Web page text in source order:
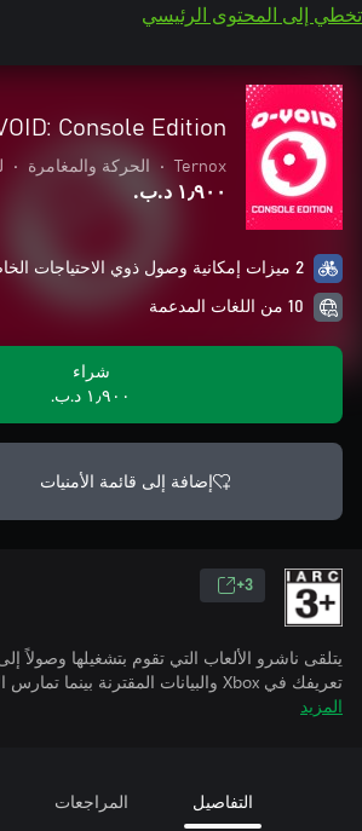
تخطي إلى المحتوى الرئيسي
Console Edition
Ternox
• الحركة والمغامرة •
١٫٩٠٠ د.ب.‏
2 ميزات إمكانية وصول ذوي الاحتياجات الخاصة
10 من اللغات المدعمة
شراء
١٫٩٠٠ د.ب.‏
إضافة إلى قائمة الأمنيات
3+
يتلقى ناشرو الألعاب التي تقوم بتشغيلها وصولاً
تعريفك في Xbox والبيانات المقترنة بينما تمارس الألعاب.
المزيد
التفاصيل المراجعات